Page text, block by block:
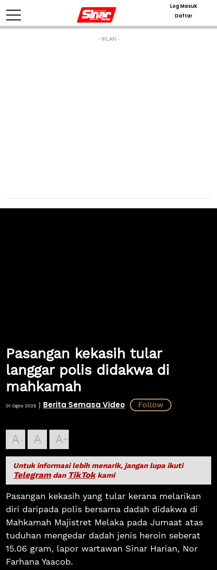
Log Masuk
Daftar
- IKLAN -
Pasangan kekasih tular
langgar polis didakwa di
mahkamah
01 Ogos 2025 | Berita Semasa Video
A A A
Untuk informasi lebih menarik, jangan lupa ikuti
Telegramdan TikTokkami
Pasangan kekasih yang tular kerana melarikan
diri daripada polis bersama dadah didakwa di
Mahkamah Majistret Melaka pada Jumaat atas
tuduhan mengedar dadah jenis heroin seberat
15.06 gram, lapor wartawan Sinar Harian, Nor
Farhana Yaacob.